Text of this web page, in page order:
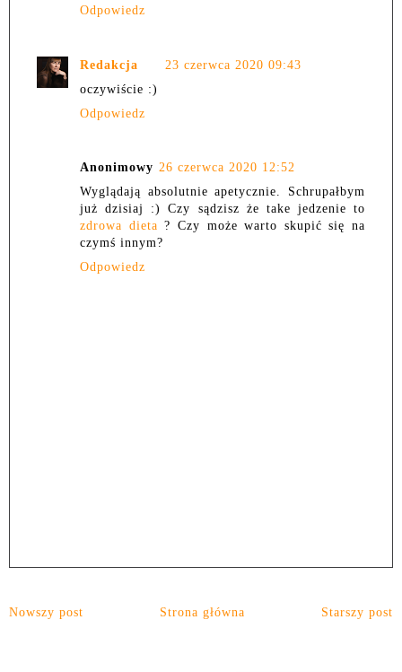
Odpowiedz
Redakcja
23 czerwca 2020 09:43
oczywiście :)
Odpowiedz
Anonimowy 26 czerwca 2020 12:52
Wyglądają absolutnie apetycznie. Schrupałbym
już dzisiaj :) Czy sądzisz że take jedzenie to
zdrowa dieta ? Czy może warto skupić się na
czymś innym?
Odpowiedz
Nowszy post Starszy post
Strona główna